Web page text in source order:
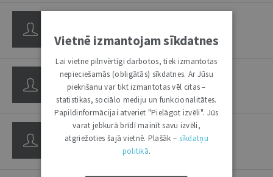
2 RAKSTI
AGEŠINS VALĒRIJS
JAUNĀKAIS RAKSTS 23.08.2011
1 RAKSTS
AIGARS GUNĀRS
JAUNĀKAIS RAKSTS 16.09.2014
1 INTERVIJA
Vietnē izmantojam sīkdatnes
Lai vietne pilnvērtīgi darbotos, tiek izmantotas
nepieciešamās (obligātās) sīkdatnes. Ar Jūsu
piekrišanu var tikt izmantotas vēl citas –
statistikas, sociālo mediju un funkcionalitātes.
Papildinformācijai atveriet "Pielāgot izvēli". Jūs
varat jebkurā brīdī mainīt savu izvēli,
atgriežoties šajā vietnē. Plašāk – sīkdatņu
politikā.